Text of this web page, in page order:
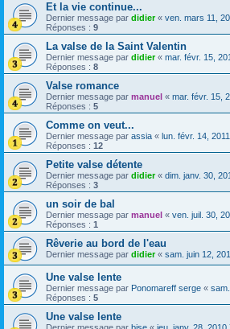
Et la vie continue...
Dernier message par didier« ven. mars 11,
Réponses : 9
La valse de la Saint Valentin
Dernier message par didier« mar. févr. 15,
Réponses : 8
Valse romance
Dernier message par manuel « mar. févr. 15,
Réponses : 5
Comme on veut...
Dernier message par assia « lun. févr. 14,
Réponses : 12
Petite valse détente
Dernier message par didier« dim. janv. 30,
Réponses : 3
un soir de bal
Dernier message par manuel « ven. juil. 30,
Réponses : 1
Rêverie au bord de l'eau
Dernier message par didier« sam. juin 12,
Une valse lente
Dernier message par Ponomareff serge «
Réponses : 5
Une valse lente